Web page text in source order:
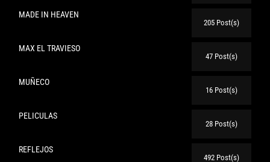
MADE IN HEAVEN
205 Post(s)
MAX EL TRAVIESO
47 Post(s)
MUÑECO
16 Post(s)
PELICULAS
28 Post(s)
REFLEJOS
492 Post(s)